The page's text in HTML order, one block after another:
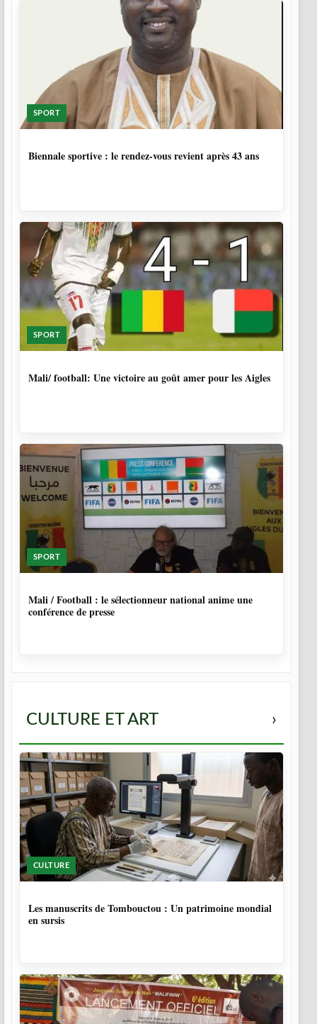
SPORT
Biennale sportive : le rendez-vous revient après 43 ans
SPORT
Mali/ football: Une victoire au goût amer pour les Aigles
SPORT
Mali / Football : le sélectionneur national anime une
conférence de presse
CULTURE ET ART ›
CULTURE
Les manuscrits de Tombouctou : Un patrimoine mondial
en sursis